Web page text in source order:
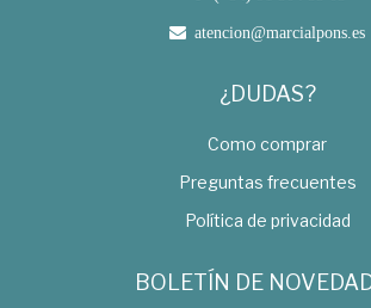
atencion@marcialpons.es
¿DUDAS?
Como comprar
Preguntas frecuentes
Política de privacidad
BOLETÍN DE